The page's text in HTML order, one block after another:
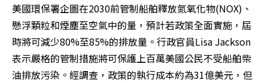
美國環保署企圖在2030前管制船舶釋放氮氧化物(NOX)、
懸浮顆粒和煙塵至空氣中的量，預計若政策全面實施，屆
時將可減少80%至85%的排放量。行政官員Lisa Jackson
表示嚴格的管制措施將可保護上百萬美國公民不受船舶柴
油排放污染。經調查，政策的執行成本約為31億美元，但